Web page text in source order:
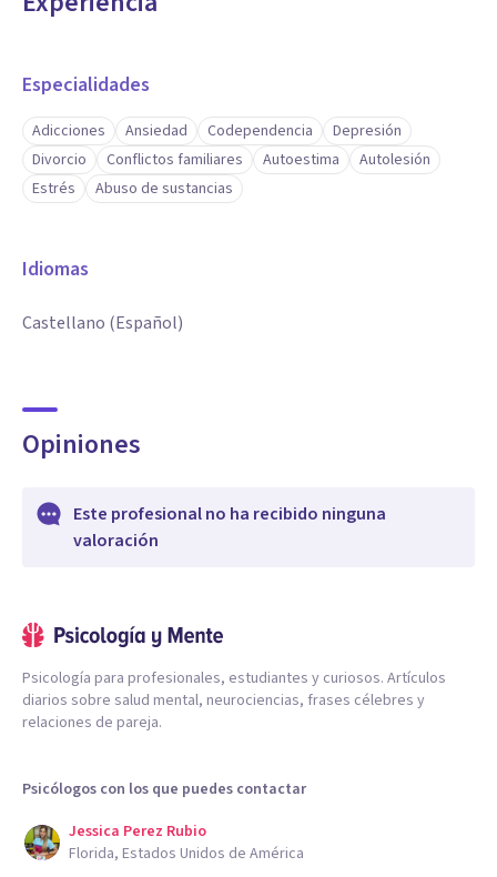
Especialidades
Adicciones Ansiedad Codependencia
Depresión
Divorcio
Conflictos familiares Autoestima
Autolesión
Estrés
Abuso de sustancias
Idiomas
Castellano (Español)
Opiniones
Este profesional no ha recibido ninguna
valoración
Psicología para profesionales, estudiantes y curiosos. Artículos
diarios sobre salud mental, neurociencias, frases célebres y
relaciones de pareja.
Psicólogos con los que puedes contactar
Jessica Perez Rubio
Florida, Estados Unidos de América